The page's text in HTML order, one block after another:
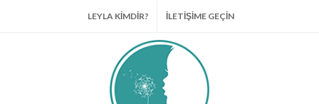
LEYLA KİMDİR? İLETİŞİME GEÇİN